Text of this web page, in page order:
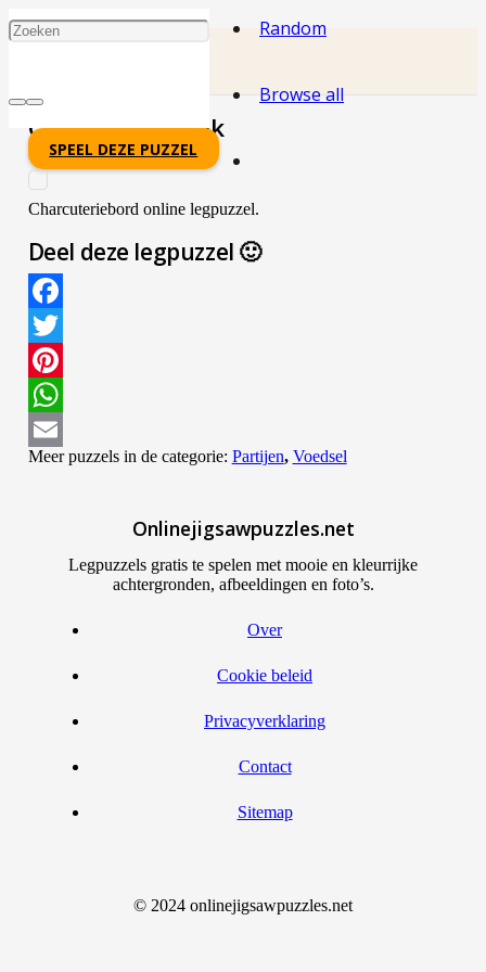
Random
Browse all
Charcuterieplank
SPEEL DEZE PUZZEL
Charcuteriebord online legpuzzel.
Deel deze legpuzzel 🙂
Facebook
Twitter
Pinterest
WhatsApp
Email
Meer puzzels in de categorie: Partijen, Voedsel
Onlinejigsawpuzzles.net
Legpuzzels gratis te spelen met mooie en kleurrijke
achtergronden, afbeeldingen en foto’s.
Over
Cookie beleid
Privacyverklaring
Contact
Sitemap
© 2024 onlinejigsawpuzzles.net